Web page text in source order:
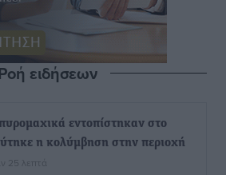
ειδήσεων
εντοπίστηκαν στο
η κολύμβηση στην περιοχή
25 λεπτά